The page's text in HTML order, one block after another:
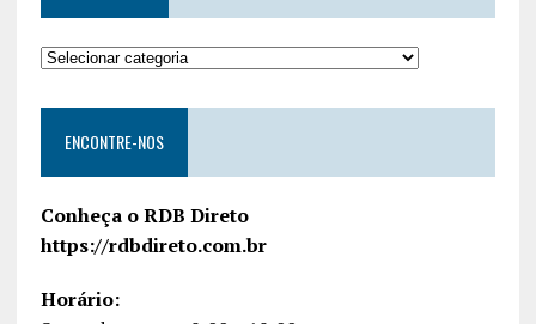
ENCONTRE-NOS
Conheça o RDB Direto
https://rdbdireto.com.br
Horário: